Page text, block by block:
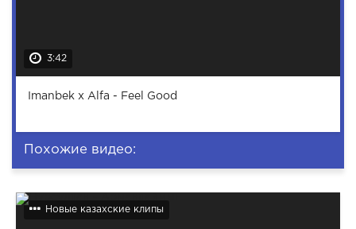
3:42
Imanbek x Alfa - Feel Good
Похожие видео:
Новые казахские клипы